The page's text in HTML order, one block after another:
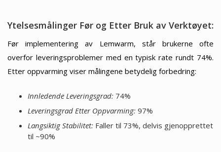
Ytelsesmålinger Før og Etter Bruk av Verktøyet:
Før implementering av Lemwarm, står brukerne ofte
overfor leveringsproblemer med en typisk rate rundt 74%.
Etter oppvarming viser målingene betydelig forbedring:
Innledende Leveringsgrad:74%
Leveringsgrad Etter Oppvarming:97%
Langsiktig Stabilitet:Faller til 73%, delvis gjenopprettet
til ~90%